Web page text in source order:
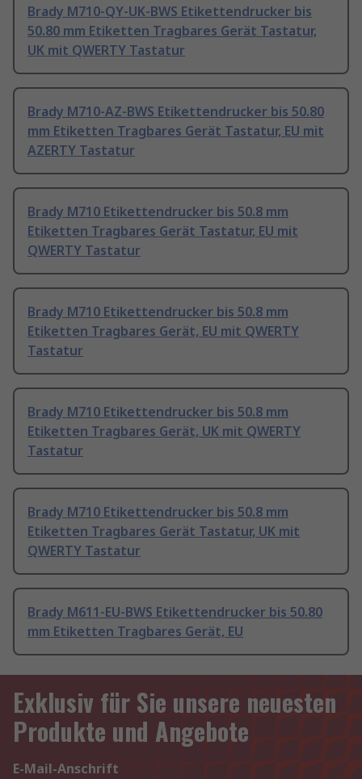
Brady M710-QY-UK-BWS Etikettendrucker bis
50.80 mm Etiketten Tragbares Gerät Tastatur,
UK mit QWERTY Tastatur
Brady M710-AZ-BWS Etikettendrucker bis 50.80
mm Etiketten Tragbares Gerät Tastatur, EU mit
AZERTY Tastatur
Brady M710 Etikettendrucker bis 50.8 mm
Etiketten Tragbares Gerät Tastatur, EU mit
QWERTY Tastatur
Brady M710 Etikettendrucker bis 50.8 mm
Etiketten Tragbares Gerät, EU mit QWERTY
Tastatur
Brady M710 Etikettendrucker bis 50.8 mm
Etiketten Tragbares Gerät, UK mit QWERTY
Tastatur
Brady M710 Etikettendrucker bis 50.8 mm
Etiketten Tragbares Gerät Tastatur, UK mit
QWERTY Tastatur
Brady M611-EU-BWS Etikettendrucker bis 50.80
mm Etiketten Tragbares Gerät, EU
Exklusiv für Sie unsere neuesten
Produkte und Angebote
E-Mail-Anschrift